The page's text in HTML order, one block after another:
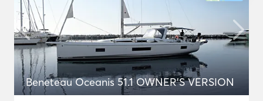
Beneteau Oceanis 51.1 OWNER'S VERSION